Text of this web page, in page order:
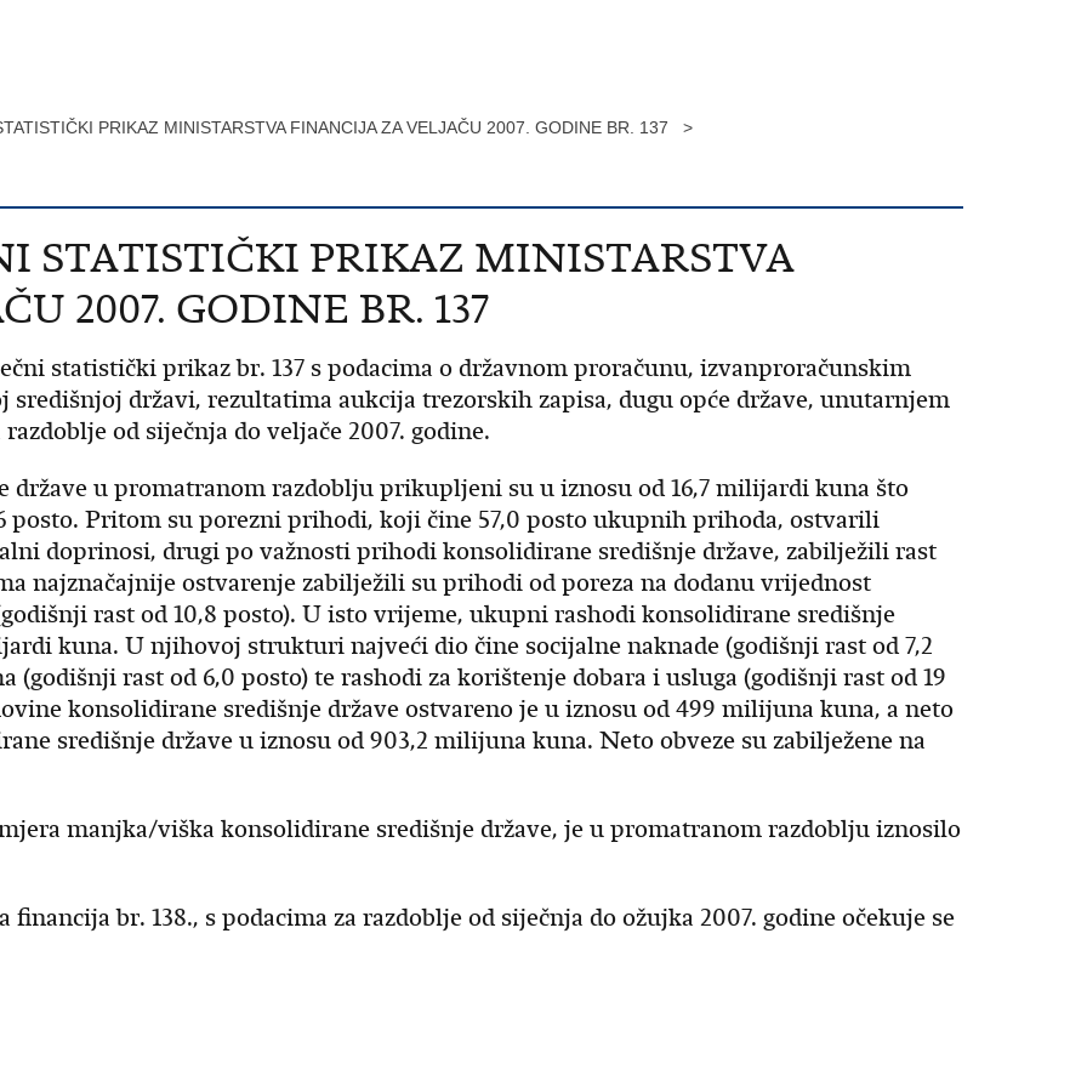
PRIKAZ MINISTARSTVA FINANCIJA ZA VELJAČU 2007. GODINE BR. 137 >
STATISTIČKI PRIKAZ MINISTARSTVA
2007. GODINE BR. 137
statistički prikaz br. 137 s podacima o državnom proračunu, izvanproračunskim
državi, rezultatima aukcija trezorskih zapisa, dugu opće države, unutarnjem
od siječnja do veljače 2007. godine.
u promatranom razdoblju prikupljeni su u iznosu od 16,7 milijardi kuna što
posto. Pritom su porezni prihodi, koji čine 57,0 posto ukupnih prihoda, ostvarili
doprinosi, drugi po važnosti prihodi konsolidirane središnje države, zabilježili rast
najznačajnije ostvarenje zabilježili su prihodi od poreza na dodanu vrijednost
rast od 10,8 posto). U isto vrijeme, ukupni rashodi konsolidirane središnje
kuna. U njihovoj strukturi najveći dio čine socijalne naknade (godišnji rast od 7,2
(godišnji rast od 6,0 posto) te rashodi za korištenje dobara i usluga (godišnji rast od 19
konsolidirane središnje države ostvareno je u iznosu od 499 milijuna kuna, a neto
središnje države u iznosu od 903,2 milijuna kuna. Neto obveze su zabilježene na
manjka/viška konsolidirane središnje države, je u promatranom razdoblju iznosilo
br. 138., s podacima za razdoblje od siječnja do ožujka 2007. godine očekuje se